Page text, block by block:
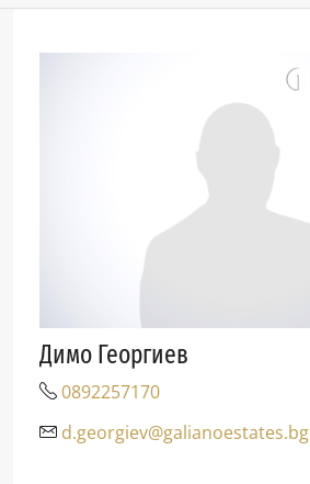
Димо Георгиев
0892257170
d.georgiev@galianoestates.bg